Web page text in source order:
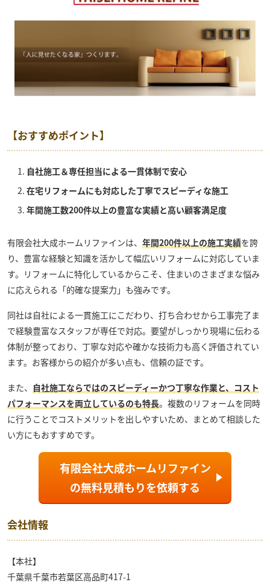
【おすすめポイント】
自社施工＆専任担当による一貫体制で安心
在宅リフォームにも対応した丁寧でスピーディな施工
年間施工数200件以上の豊富な実績と高い顧客満足度
有限会社大成ホームリファインは、 年間200件以上の施工実績を誇
り、豊富な経験と知識を活かして幅広いリフォームに対応していま
す。リフォームに特化しているからこそ、住まいのさまざまな悩み
に応えられる「的確な提案力」も強みです。
同社は自社による一貫施工にこだわり、打ち合わせから工事完了ま
で経験豊富なスタッフが専任で対応。要望がしっかり現場に伝わる
体制が整っており、丁寧な対応や確かな技術力も高く評価されてい
ます。お客様からの紹介が多い点も、信頼の証です。
また、 自社施工ならではのスピーディーかつ丁寧な作業と、コスト
パフォーマンスを両立しているのも特長。複数のリフォームを同時
に行うことでコストメリットを出しやすいため、まとめて相談した
い方にもおすすめです。
有限会社大成ホームリファイン
の無料見積もりを依頼する
会社情報
【本社】
千葉県千葉市若葉区高品町417-1